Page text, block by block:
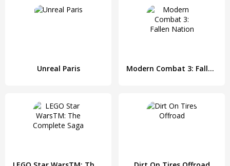
Unreal Paris Modern Combat 3: Fallen Nation